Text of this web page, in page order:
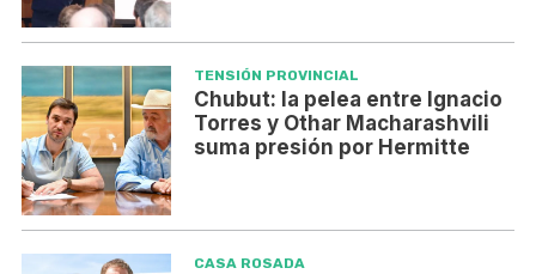
TENSIÓN PROVINCIAL
Chubut: la pelea entre Ignacio
Torres y Othar Macharashvili
suma presión por Hermitte
CASA ROSADA